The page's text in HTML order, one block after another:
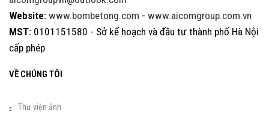
Website: www.bombetong.com - www.aicomgroup.com.vn
MST: 0101151580 - Sở kế hoạch và đầu tư thành phố Hà Nội
cấp phép
VỀ CHÚNG TÔI
Thư viện ảnh